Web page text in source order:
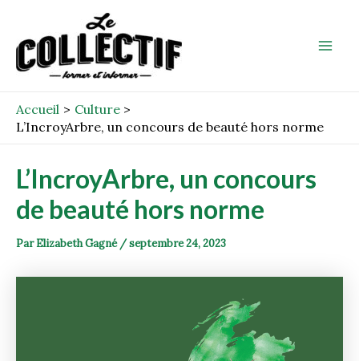
contenu
Accueil
Culture
L’IncroyArbre, un concours de beauté hors norme
L’IncroyArbre, un concours
de beauté hors norme
ParElizabeth Gagné /septembre 24, 2023
navigation